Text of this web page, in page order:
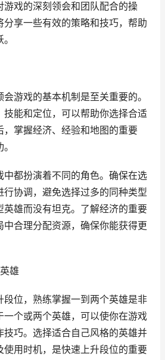
游戏的深刻领会和团队配合的操
享一些有效的策略和技巧，帮助
游戏的基本机制是至关重要的。
技能和定位，可以帮助你选择合适
，掌握经济、经验和地图的重要
中都扮演着不同的角色。确保在选
协调，避免选择过多的同种类型
英雄而没有坦克。了解经济的重要
合理分配资源，确保你能获得更
雄
段位，熟练掌握一到两个英雄是非
一个或两个英雄，可以使你在游戏
技巧。选择适合自己风格的英雄并
使用时机，是快速上升段位的重要